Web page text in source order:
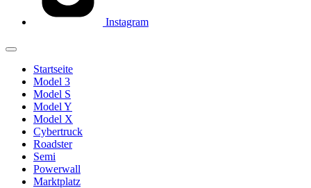
Instagram
Startseite
Model 3
Model S
Model Y
Model X
Cybertruck
Roadster
Semi
Powerwall
Marktplatz